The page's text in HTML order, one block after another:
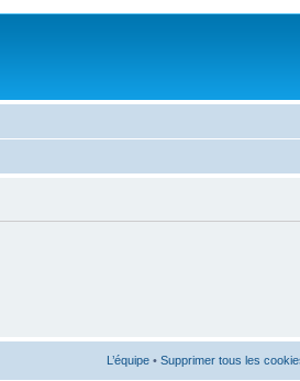
L’équipe • Supprimer tous les